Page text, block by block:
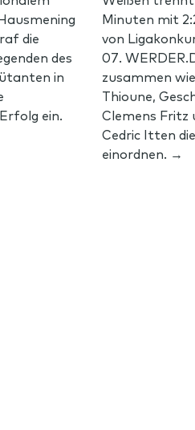
die
des
in
ein.
Minuten mit
von
07.
zusammen
Thioune,
Clemens
Cedric Itten
einordnen. →